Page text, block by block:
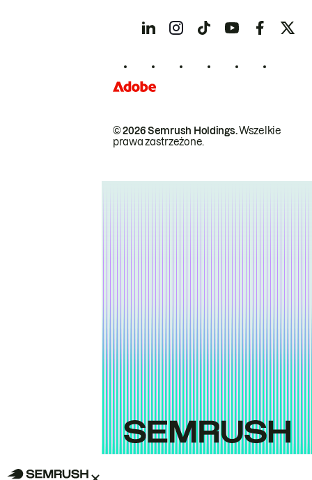
© 2026 Semrush Holdings.Wszelkie
prawa zastrzeżone.